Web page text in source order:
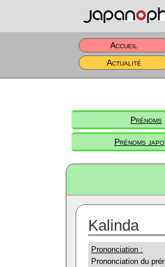
Accueil
Actualité
Prénoms
Prénoms
Kalinda
Prononciation :
Prononciation du